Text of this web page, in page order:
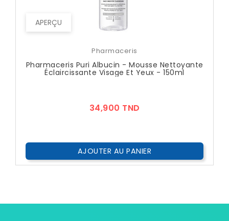
APERÇU
Pharmaceris
Pharmaceris Puri Albucin - Mousse Nettoyante
Éclaircissante Visage Et Yeux - 150ml
34,900 TND
AJOUTER AU PANIER